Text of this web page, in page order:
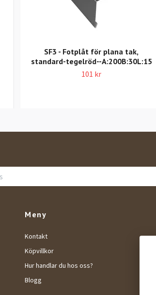
SF3 - Fotplåt för plana tak,
standard-tegelröd--A:200B:30L:15
101 kr
Meny
Kontakt
Köpvillkor
Hur handlar du hos oss?
Blogg